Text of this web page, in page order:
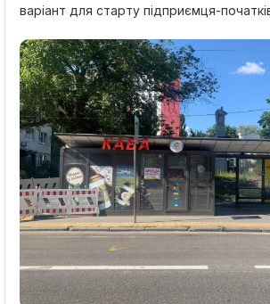
варіант для старту підприємця-